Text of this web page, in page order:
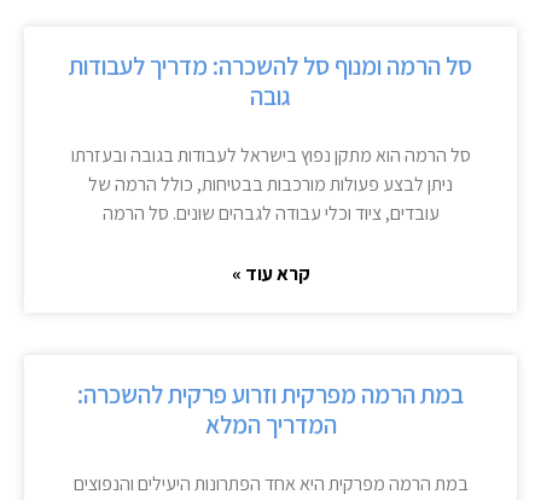
סל הרמה ומנוף סל להשכרה: מדריך לעבודות
גובה
סל הרמה הוא מתקן נפוץ בישראל לעבודות בגובה ובעזרתו
ניתן לבצע פעולות מורכבות בבטיחות, כולל הרמה של
עובדים, ציוד וכלי עבודה לגבהים שונים. סל הרמה
קרא עוד »
במת הרמה מפרקית וזרוע פרקית להשכרה:
המדריך המלא
במת הרמה מפרקית היא אחד הפתרונות היעילים והנפוצים